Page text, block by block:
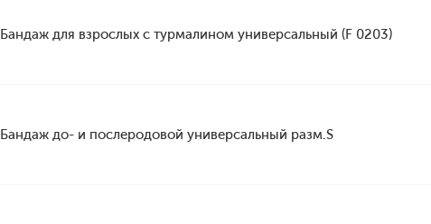
Бандаж для взрослых с турмалином универсальный (F 0203)
Бандаж до- и послеродовой универсальный разм.S